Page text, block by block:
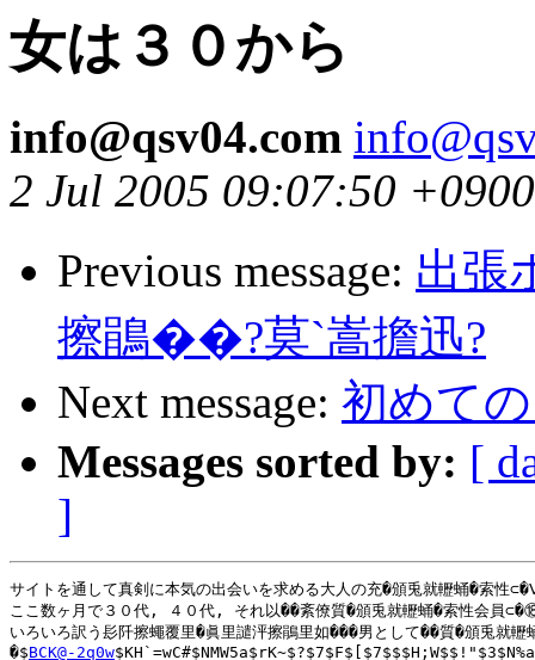
女は３０から
info@qsv04.com
2 Jul 2005 09:07:50 +0900
Previous message: 出
擦鵑��?莫`嵩擔迅?
Next message: 初めて
Messages sorted by: [
]
サイトを通して真剣に本気の出会いを求める大人の充�頒兎就轣蛹�索性
ここ数ヶ月で３０代, ４０代, それ以��紊僚質�頒兎就轣蛹�索性会員
いろいろ訳う髟阡擦蠅覆里�眞里譴泙擦鵑里如���男として��質�頒兎就
�$BCK@-2q0w